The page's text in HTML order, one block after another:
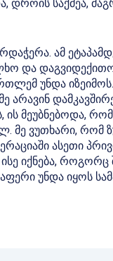
დროის საქმეა,
ამ
და დაგვიდექითო
უნდა
არავინ
ის მეუბნებოდა,
მე ვუთხარი, რომ
ასეთი
იქნება, როგორც
უნდა იყოს